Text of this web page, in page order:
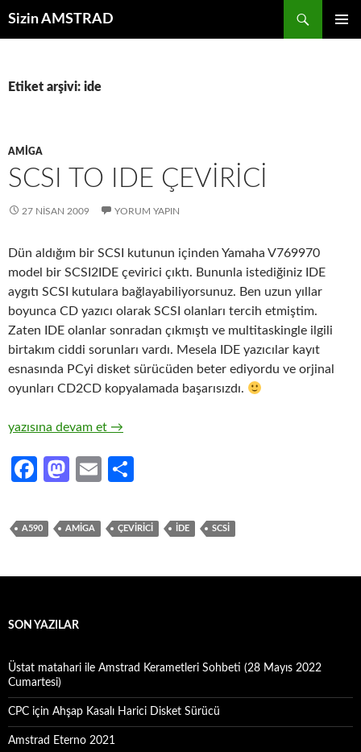
Sizin AMSTRAD
Etiket arşivi: ide
AMIGA
SCSI TO IDE ÇEVIRICI
27 NISAN 2009 YORUM YAPIN
Dün aldığım bir SCSI kutunun içinden Yamaha V769970
model bir SCSI2IDE çevirici çıktı. Bununla istediğiniz IDE
aygıtı SCSI kutulara bağlayabiliyorsunuz. Ben uzun yıllar
boyunca CD yazıcı olarak SCSI olanları tercih etmiştim.
Zaten IDE olanlar sonradan çıkmıştı ve multitaskingle ilgili
birtakım ciddi sorunları vardı. Mesela IDE yazıcılar kayıt
esnasında PCyi disket sürücüden beter ediyordu ve orjinal
oyunları CD2CD kopyalamada başarısızdı.
SCSI to IDE Çevirici
yazısına devam et →
Fa
b
o
M
to
o
E
ail ar
A590 AMIGA ÇEVIRICI IDE SCSI
SON YAZILAR
Üstat matahari ile Amstrad Kerametleri Sohbeti (28 Mayıs 2022
Cumartesi)
CPC için Ahşap Kasalı Harici Disket Sürücü
Amstrad Eterno 2021